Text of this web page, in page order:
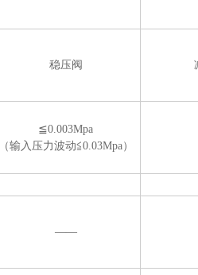
稳压阀
≦0.003Mpa
（输入压力波动≦0.03Mpa）
——